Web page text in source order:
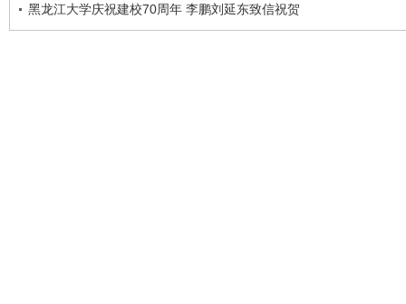
黑龙江大学庆祝建校70周年 李鹏刘延东致信祝贺